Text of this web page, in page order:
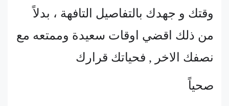
وقتك و جهدك بالتفاصيل التافهة ، بدلاً
من ذلك اقضي اوقات سعيدة وممتعه مع
نصفك الاخر , فحياتك قرارك
صحياً